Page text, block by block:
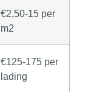
€2,50-15 per
m2
€125-175 per
lading